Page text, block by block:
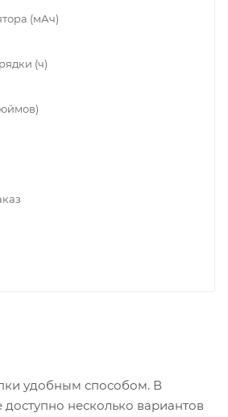
(мАч)
(ч)
удобным способом. В
доступно несколько вариантов